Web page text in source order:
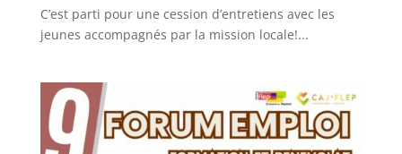
C’est parti pour une cession d’entretiens avec les
jeunes accompagnés par la mission locale!...